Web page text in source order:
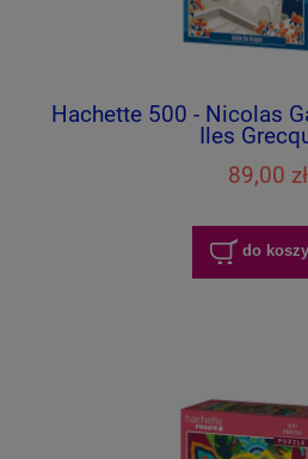
Hachette 500 - Nicolas
Iles
89,00 zł
do